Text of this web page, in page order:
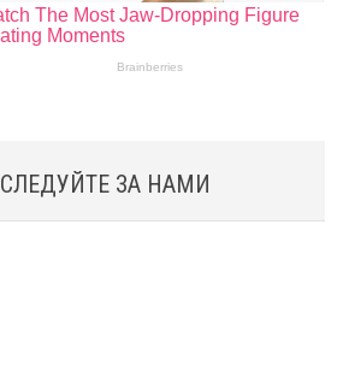
СЛЕДУЙТЕ ЗА НАМИ